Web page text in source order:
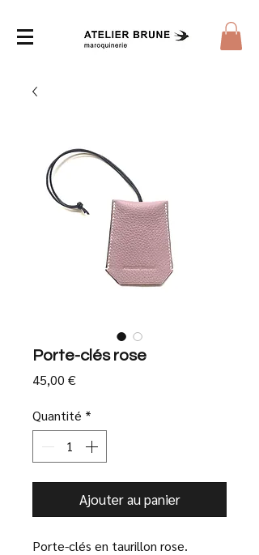
Porte-clés rose
45,00 €Prix
Quantité *
Ajouter au panier
Porte-clés en taurillon rose.